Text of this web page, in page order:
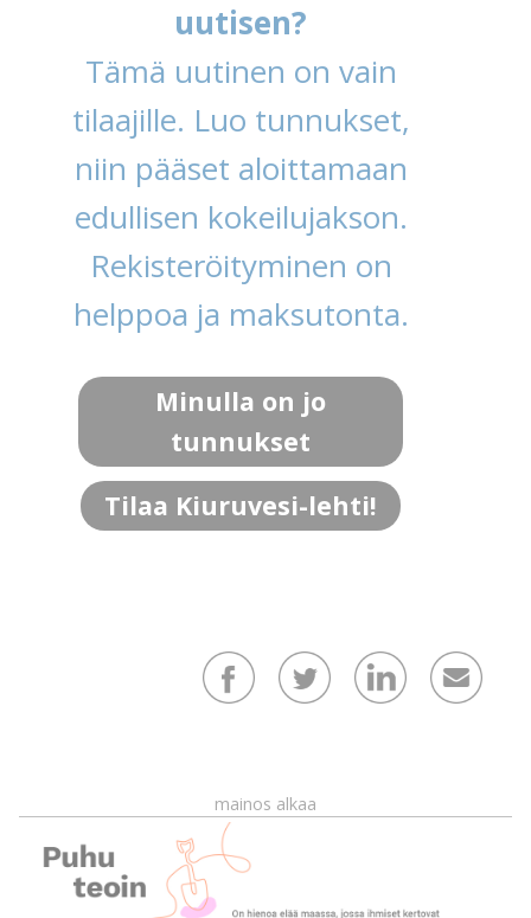
uutisen?
Tämä uutinen on vain
tilaajille. Luo tunnukset,
niin pääset aloittamaan
edullisen kokeilujakson.
Rekisteröityminen on
helppoa ja maksutonta.
Minulla on jo
tunnukset
Tilaa Kiuruvesi-lehti!
mainos alkaa